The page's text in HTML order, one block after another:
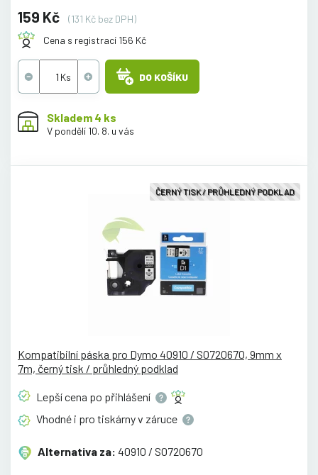
159 Kč
(131 Kč bez DPH)
Cena s registrací 156 Kč
DO KOŠÍKU
Skladem 4 ks
V pondělí 10. 8. u vás
ČERNÝ TISK / PRŮHLEDNÝ PODKLAD
Kompatibilní páska pro Dymo 40910 / S0720670, 9mm x
7m, černý tisk / průhledný podklad
Lepší cena po přihlášení
Vhodné i pro tiskárny v záruce
Alternativa za: 40910 / S0720670